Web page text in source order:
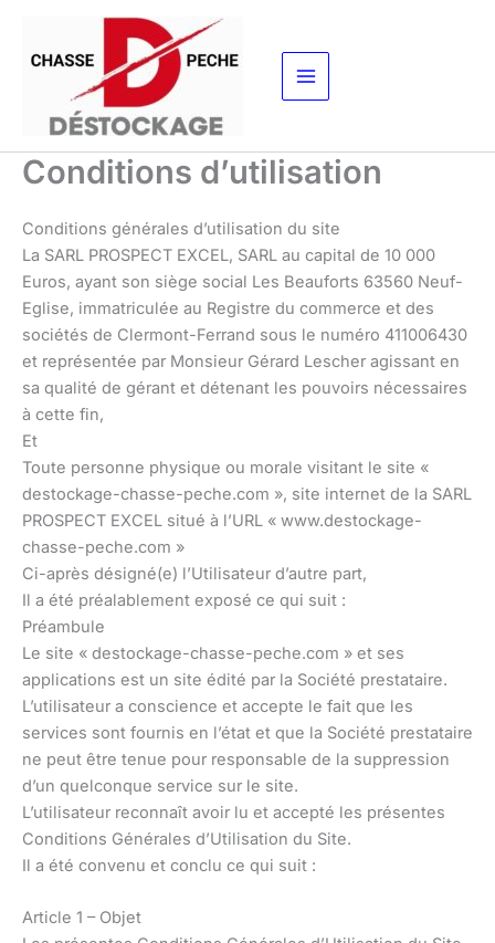
contenu
Conditions d’utilisation
Conditions générales d’utilisation du site
La SARL PROSPECT EXCEL, SARL au capital de 10 000
Euros, ayant son siège social Les Beauforts 63560 Neuf-
Eglise, immatriculée au Registre du commerce et des
sociétés de Clermont-Ferrand sous le numéro 411006430
et représentée par Monsieur Gérard Lescher agissant en
sa qualité de gérant et détenant les pouvoirs nécessaires
à cette fin,
Et
Toute personne physique ou morale visitant le site «
destockage-chasse-peche.com », site internet de la SARL
PROSPECT EXCEL situé à l’URL « www.destockage-
chasse-peche.com »
Ci-après désigné(e) l’Utilisateur d’autre part,
Il a été préalablement exposé ce qui suit :
Préambule
Le site « destockage-chasse-peche.com » et ses
applications est un site édité par la Société prestataire.
L’utilisateur a conscience et accepte le fait que les
services sont fournis en l’état et que la Société prestataire
ne peut être tenue pour responsable de la suppression
d’un quelconque service sur le site.
L’utilisateur reconnaît avoir lu et accepté les présentes
Conditions Générales d’Utilisation du Site.
Il a été convenu et conclu ce qui suit :
Article 1 – Objet